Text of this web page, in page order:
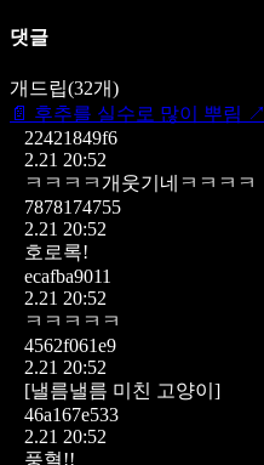
댓글
개드립(32개)
📄 후추를 실수로 많이 뿌림 ↗
22421849f6
2.21 20:52
ㅋㅋㅋㅋ개웃기네ㅋㅋㅋㅋ
7878174755
2.21 20:52
호로록!
ecafba9011
2.21 20:52
ㅋㅋㅋㅋㅋ
4562f061e9
2.21 20:52
[낼름낼름 미친 고양이]
46a167e533
2.21 20:52
풍혈!!